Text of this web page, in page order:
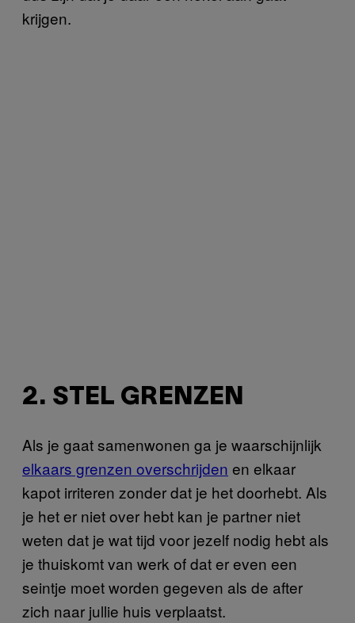
krijgen.
2. STEL GRENZEN
Als je gaat samenwonen ga je waarschijnlijk
elkaars grenzen overschrijden en elkaar
kapot irriteren zonder dat je het doorhebt. Als
je het er niet over hebt kan je partner niet
weten dat je wat tijd voor jezelf nodig hebt als
je thuiskomt van werk of dat er even een
seintje moet worden gegeven als de after
zich naar jullie huis verplaatst.